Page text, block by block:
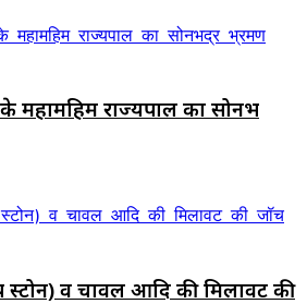
राज्यपाल का सोनभद्र
व चावल आदि की मिलावट की